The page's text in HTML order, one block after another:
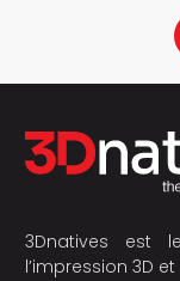
3Dnatives est
l’impression 3D